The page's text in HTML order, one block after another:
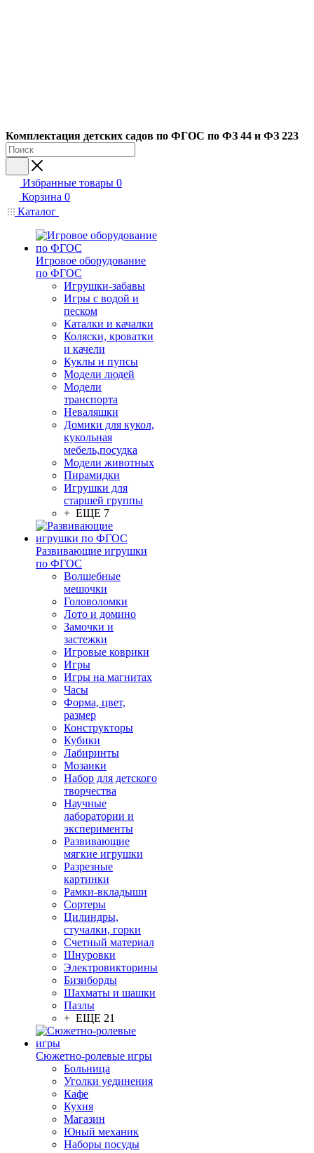
Комплектация детских садов по ФГОC по ФЗ 44 и ФЗ 223
Избранные товары 0
Корзина 0
Каталог
Игровое оборудование
по ФГОС
Игрушки-забавы
Игры с водой и
песком
Каталки и качалки
Коляски, кроватки
и качели
Куклы и пупсы
Модели людей
Модели
транспорта
Неваляшки
Домики для кукол,
кукольная
мебель,посудка
Модели животных
Пирамидки
Игрушки для
старшей группы
+ ЕЩЕ 7
Развивающие игрушки
по ФГОС
Волшебные
мешочки
Головоломки
Лото и домино
Замочки и
застежки
Игровые коврики
Игры
Игры на магнитах
Часы
Форма, цвет,
размер
Конструкторы
Кубики
Лабиринты
Мозаики
Набор для детского
творчества
Научные
лаборатории и
эксперименты
Развивающие
мягкие игрушки
Разрезные
картинки
Рамки-вкладыши
Сортеры
Цилиндры,
стучалки, горки
Счетный материал
Шнуровки
Электровикторины
Бизиборды
Шахматы и шашки
Пазлы
+ ЕЩЕ 21
Сюжетно-ролевые игры
Больница
Уголки уединения
Кафе
Кухня
Магазин
Юный механик
Наборы посуды